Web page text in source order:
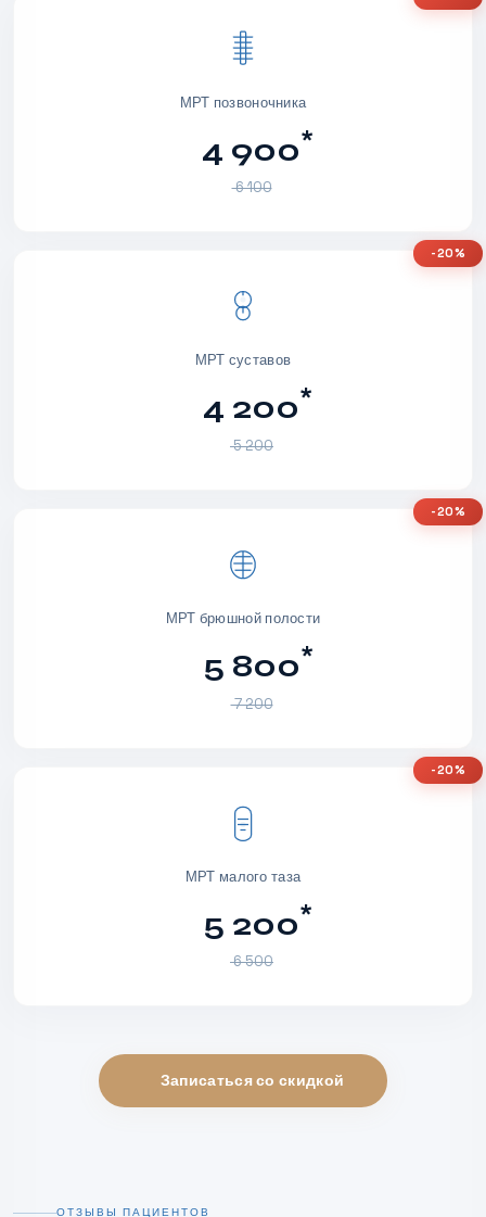
МРТ позвоночника
4 900*
6 100
МРТ суставов
4 200*
5 200
-20%
МРТ брюшной полости
5 800*
7 200
-20%
МРТ малого таза
5 200*
6 500
-20%
Записаться со скидкой
ОТЗЫВЫ ПАЦИЕНТОВ